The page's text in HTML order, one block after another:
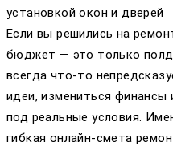
установкой окон и дверей
Если вы решились на
бюджет — это только
всегда что-то
идеи, измениться финансы
под реальные условия.
гибкая онлайн-смета